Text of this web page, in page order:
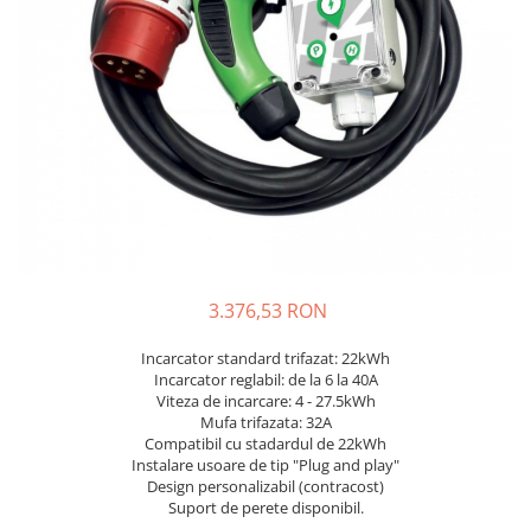
Incarcatoare acumulatori
Panouri fotovoltaice si accesorii
Panouri fotovoltaice
Sisteme prindere panouri
Controlere solare
Convertoare de tensiune
Sisteme de stocare energie
3.376,53 RON
Incarcator standard trifazat: 22kWh
Incarcator reglabil: de la 6 la 40A
Viteza de incarcare: 4 - 27.5kWh
Mufa trifazata: 32A
Compatibil cu stadardul de 22kWh
Instalare usoare de tip "Plug and play"
Design personalizabil (contracost)
Suport de perete disponibil.